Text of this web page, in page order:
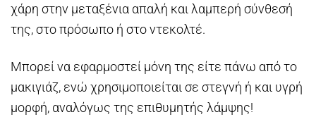
χάρη στην μεταξένια απαλή και λαμπερή σύνθεσή
της, στο πρόσωπο ή στο ντεκολτέ.
Μπορεί να εφαρμοστεί μόνη της είτε πάνω από το
μακιγιάζ, ενώ χρησιμοποιείται σε στεγνή ή και υγρή
μορφή, αναλόγως της επιθυμητής λάμψης!